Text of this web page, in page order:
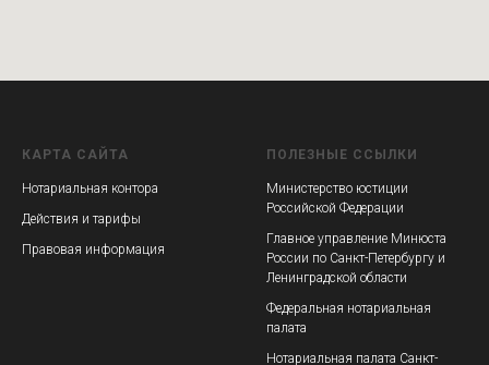
КАРТА САЙТА
Нотариальная контора
Действия и тарифы
Правовая информация
ПОЛЕЗНЫЕ ССЫЛКИ
Министерство юстиции
Российской Федерации
Главное управление Минюста
России по Санкт-Петербургу и
Ленинградской области
Федеральная нотариальная
палата
Нотариальная палата Санкт-